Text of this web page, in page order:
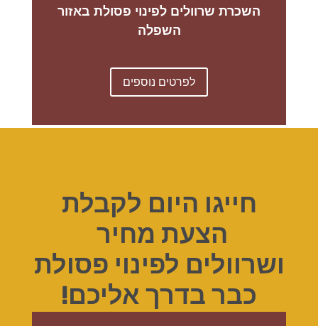
השכרת שרוולים לפינוי פסולת באזור
השפלה
לפרטים נוספים
חייגו היום לקבלת
הצעת מחיר
ושרוולים לפינוי פסולת
כבר בדרך אליכם!